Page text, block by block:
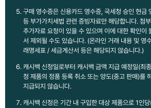
구매 영수증은 신용카드 영수증, 국세청 승인 현금
등 부가가치세법 관련 증빙자료만 해당합니다. 첨
추가자료 요청이 있을 수 있으며 이에 대한 확인이
서 제외될 수도 있습니다. (온라인 거래 내용 및 영
래명세표 / 세금계산서 등은 해당되지 않습니다.)
캐시백 신청일로부터 캐시백 금액 지급 예정일(최
청 제품의 정품 등록 취소 또는 양도(중고 판매)를
지급되지 않습니다.
캐시백 신청은 기간 내 구입한 대상 제품으로 1인